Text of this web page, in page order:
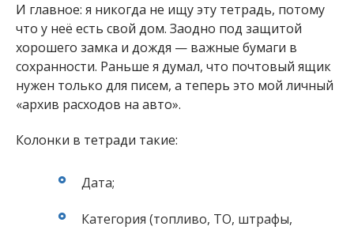
И главное: я никогда не ищу эту тетрадь, потому
что у неё есть свой дом. Заодно под защитой
хорошего замка и дождя — важные бумаги в
сохранности. Раньше я думал, что почтовый ящик
нужен только для писем, а теперь это мой личный
«архив расходов на авто».
Колонки в тетради такие:
Дата;
Категория (топливо, ТО, штрафы,